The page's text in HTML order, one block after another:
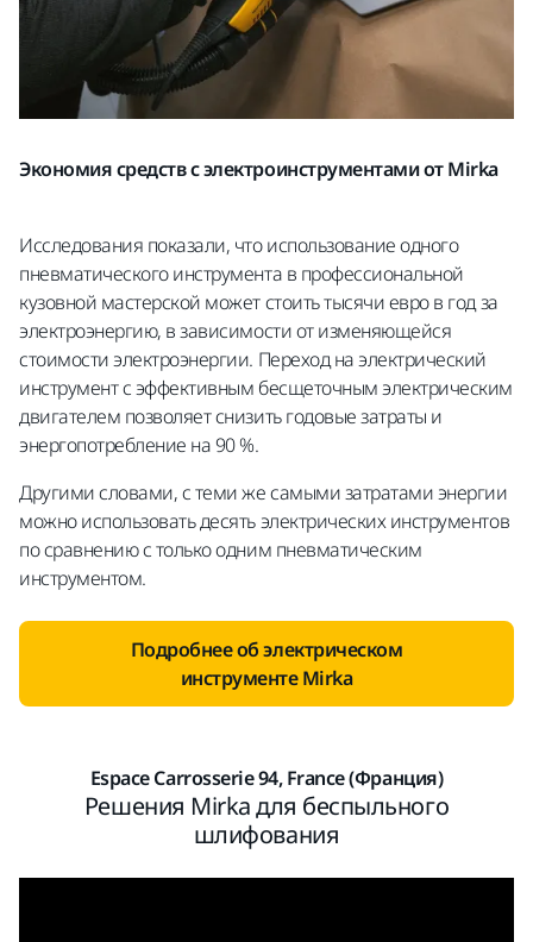
Экономия средств с электроинструментами от Mirka
Исследования показали, что использование одного
пневматического инструмента в профессиональной
кузовной мастерской может стоить тысячи евро в год за
электроэнергию, в зависимости от изменяющейся
стоимости электроэнергии. Переход на электрический
инструмент с эффективным бесщеточным электрическим
двигателем позволяет снизить годовые затраты и
энергопотребление на 90 %.
Другими словами, с теми же самыми затратами энергии
можно использовать десять электрических инструментов
по сравнению с только одним пневматическим
инструментом.
Подробнее об электрическом
инструменте Mirka
Espace Carrosserie 94, France (Франция)
Решения Mirka для беспыльного
шлифования